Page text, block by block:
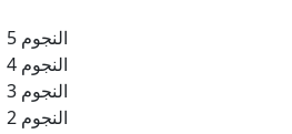
5 النجوم
4 النجوم
3 النجوم
2 النجوم